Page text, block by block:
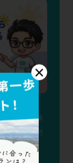
学習
なし」が消
1ビザD/S制
×